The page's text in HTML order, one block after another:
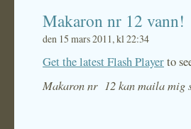
Makaron nr 12 vann!
den 15 mars 2011, kl 22:34
Get the latest Flash Playerto
Makaron nr 12 kan maila mig